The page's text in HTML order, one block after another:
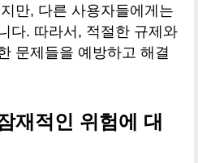
만, 다른 사용자들에게는
다. 따라서, 적절한 규제와
문제들을 예방하고 해결
재적인 위험에 대